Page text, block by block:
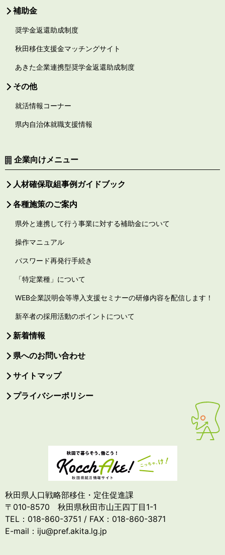
補助金
奨学金返還助成制度
秋田移住支援金マッチングサイト
あきた企業連携型奨学金返還助成制度
その他
就活情報コーナー
県内自治体就職支援情報
企業向けメニュー
人材確保取組事例ガイドブック
各種施策のご案内
県外と連携して行う事業に対する補助金について
操作マニュアル
パスワード再発行手続き
「特定業種」について
WEB企業説明会等導入支援セミナーの研修内容を配信します！
新卒者の採用活動のポイントについて
新着情報
県へのお問い合わせ
サイトマップ
プライバシーポリシー
秋田県人口戦略部移住・定住促進課
〒010-8570 秋田県秋田市山王四丁目1-1
TEL：018-860-3751 / FAX：018-860-3871
E-mail：iju@pref.akita.lg.jp